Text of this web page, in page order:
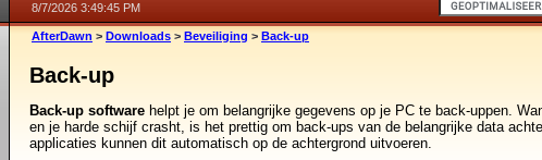
8/7/2026 3:49:45 PM
AfterDawn > Downloads > Beveiliging > Back-up
Back-up
Back-up software helpt je om belangrijke gegevens op je PC te back-uppen.
en je harde schijf crasht, is het prettig om back-ups van de belangrijke data
applicaties kunnen dit automatisch op de achtergrond uitvoeren.